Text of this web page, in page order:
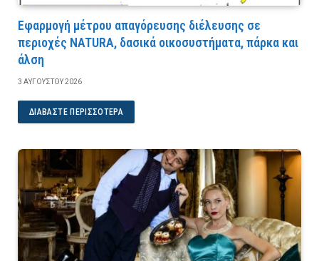
Εφαρμογή μέτρου απαγόρευσης διέλευσης σε
περιοχές NATURA, δασικά οικοσυστήματα, πάρκα και
άλση
3 ΑΥΓΟΎΣΤΟΥ 2026
ΔΙΑΒΆΣΤΕ ΠΕΡΙΣΣΌΤΕΡΑ